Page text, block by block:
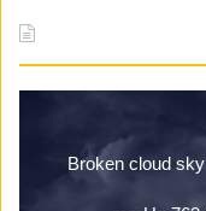
Broken cloud sky